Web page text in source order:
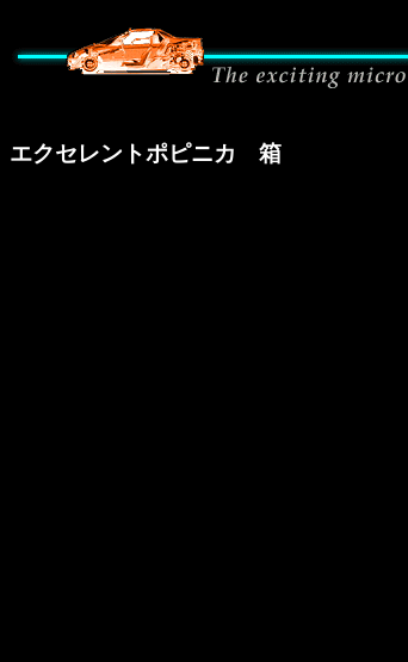
エクセレントポピニカ 箱